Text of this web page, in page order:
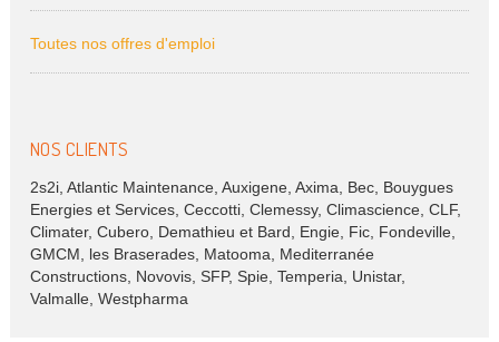
Toutes nos offres d'emploi
NOS CLIENTS
2s2i, Atlantic Maintenance, Auxigene, Axima, Bec, Bouygues
Energies et Services, Ceccotti, Clemessy, Climascience, CLF,
Climater, Cubero, Demathieu et Bard, Engie, Fic, Fondeville,
GMCM, les Braserades, Matooma, Mediterranée
Constructions, Novovis, SFP, Spie, Temperia, Unistar,
Valmalle, Westpharma